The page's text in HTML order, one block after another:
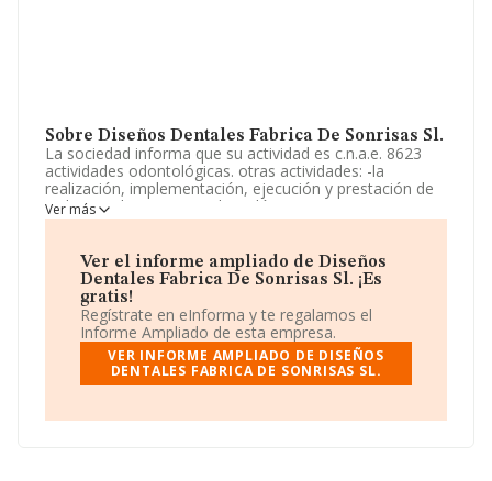
Sobre Diseños Dentales Fabrica De Sonrisas Sl.
La sociedad informa que su actividad es c.n.a.e. 8623
actividades odontológicas. otras actividades: -la
realización, implementación, ejecución y prestación de
todo tipo de servicios odontológicos. -servicios
odontológicos, incluyendo la prestación de servicios de
multiprofesionales. La empresa está registrada como
Sociedad Limitada. Su CNAE corresponde a 8623 con
código 'Actividades odontológicas'. La sociedad no tiene
actividad en mercados exteriores.
La empresa españolaDiseños Dentales Fabrica de
Sonrisas S.L, NIF B16489379, se encuentra en Plaza
Peña Horcajo núm. 11, (28035), Madrid, Madrid.
En relación con el sector y disponiendo de los datos de
Ver más
Ver el informe ampliado de Diseños
Dentales Fabrica De Sonrisas Sl. ¡Es
gratis!
Regístrate en eInforma y te regalamos el
Informe Ampliado de esta empresa.
VER INFORME AMPLIADO DE DISEÑOS
DENTALES FABRICA DE SONRISAS SL.